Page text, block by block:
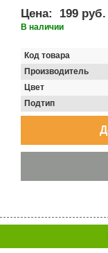
Цена: 199 руб.
В наличии
Код товара
Производитель
Цвет
Подтип